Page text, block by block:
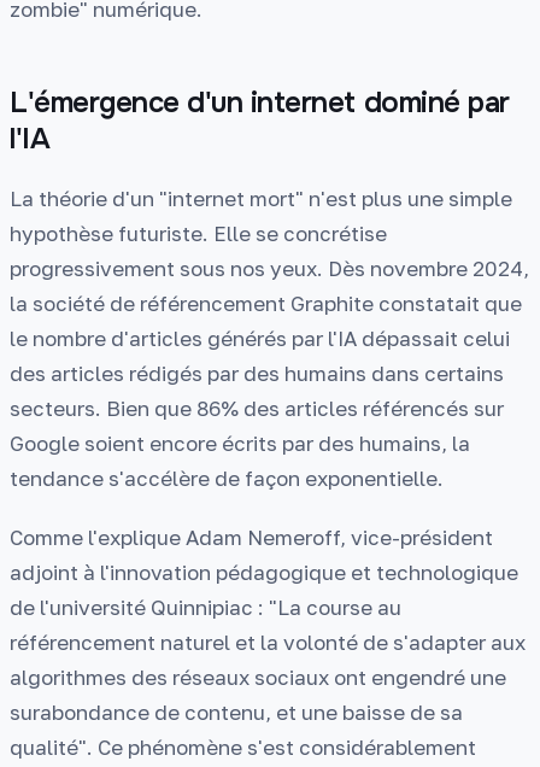
zombie" numérique.
L'émergence d'un internet dominé par
l'IA
La théorie d'un "internet mort" n'est plus une simple
hypothèse futuriste. Elle se concrétise
progressivement sous nos yeux. Dès novembre 2024,
la société de référencement Graphite constatait que
le nombre d'articles générés par l'IA dépassait celui
des articles rédigés par des humains dans certains
secteurs. Bien que 86% des articles référencés sur
Google soient encore écrits par des humains, la
tendance s'accélère de façon exponentielle.
Comme l'explique Adam Nemeroff, vice-président
adjoint à l'innovation pédagogique et technologique
de l'université Quinnipiac : "La course au
référencement naturel et la volonté de s'adapter aux
algorithmes des réseaux sociaux ont engendré une
surabondance de contenu, et une baisse de sa
qualité". Ce phénomène s'est considérablement